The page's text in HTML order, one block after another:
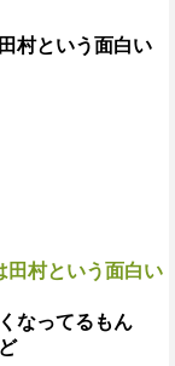
村という面白い
田村という面白い
なってるもん